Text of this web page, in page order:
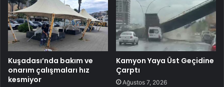
Kuşadası’nda bakım ve
onarım çalışmaları hız
kesmiyor
Kamyon Yaya Üst Geçidine
Çarptı
Ağustos 7, 2026